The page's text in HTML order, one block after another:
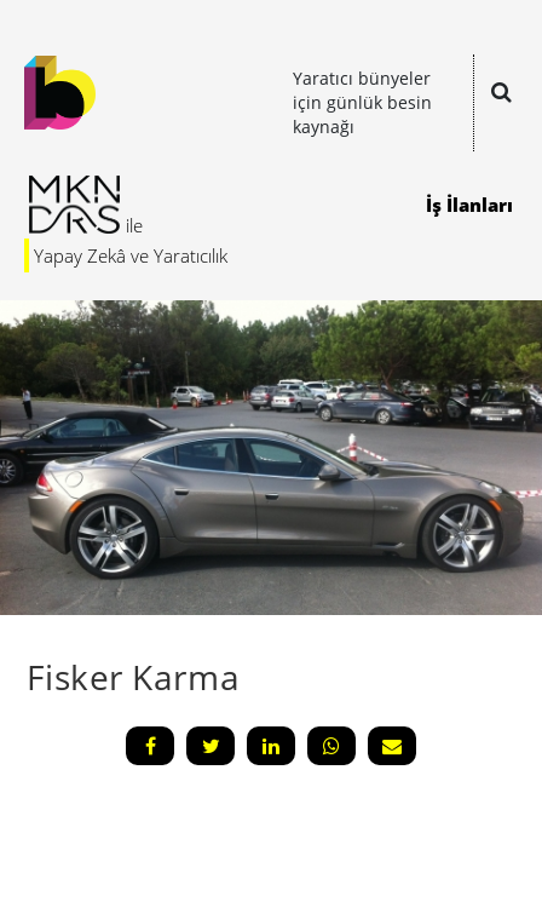
Yaratıcı bünyeler
için günlük besin
kaynağı
Yapay Zekâ ve Yaratıcılık
İş İlanları
Fisker Karma